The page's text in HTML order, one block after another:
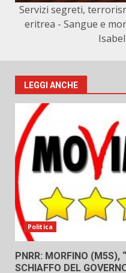
Servizi segreti,
eritrea - Sangue e
LEGGI ANCHE
Politica
PNRR: MORFINO (M5S),
SCHIAFFO DEL